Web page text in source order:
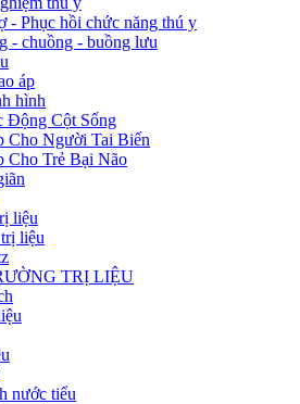
- Phục hồi chức năng thú y
- chuồng - buồng lưu
áp
hình
Động Cột Sống
Cho Người Tai Biến
Cho Trẻ Bại Não
liệu
liệu
TRỊ LIỆU
nước tiểu